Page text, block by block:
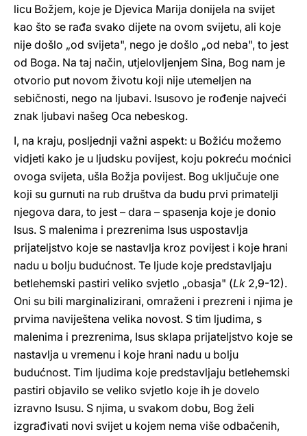
licu Božjem, koje je Djevica Marija donijela na svijet
kao što se rađa svako dijete na ovom svijetu, ali koje
nije došlo „od svijeta", nego je došlo „od neba", to jest
od Boga. Na taj način, utjelovljenjem Sina, Bog nam je
otvorio put novom životu koji nije utemeljen na
sebičnosti, nego na ljubavi. Isusovo je rođenje najveći
znak ljubavi našeg Oca nebeskog.
I, na kraju, posljednji važni aspekt: u Božiću možemo
vidjeti kako je u ljudsku povijest, koju pokreću moćnici
ovoga svijeta, ušla Božja povijest. Bog uključuje one
koji su gurnuti na rub društva da budu prvi primatelji
njegova dara, to jest – dara – spasenja koje je donio
Isus. S malenima i prezrenima Isus uspostavlja
prijateljstvo koje se nastavlja kroz povijest i koje hrani
nadu u bolju budućnost. Te ljude koje predstavljaju
betlehemski pastiri veliko svjetlo „obasja" (Lk 2,9-12).
Oni su bili marginalizirani, omraženi i prezreni i njima je
prvima naviještena velika novost. S tim ljudima, s
malenima i prezrenima, Isus sklapa prijateljstvo koje se
nastavlja u vremenu i koje hrani nadu u bolju
budućnost. Tim ljudima koje predstavljaju betlehemski
pastiri objavilo se veliko svjetlo koje ih je dovelo
izravno Isusu. S njima, u svakom dobu, Bog želi
izgrađivati novi svijet u kojem nema više odbačenih,